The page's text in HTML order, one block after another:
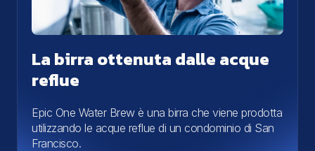
La birra ottenuta dalle acque
reflue
Epic One Water Brew è una birra che viene prodotta
utilizzando le acque reflue di un condominio di San
Francisco.